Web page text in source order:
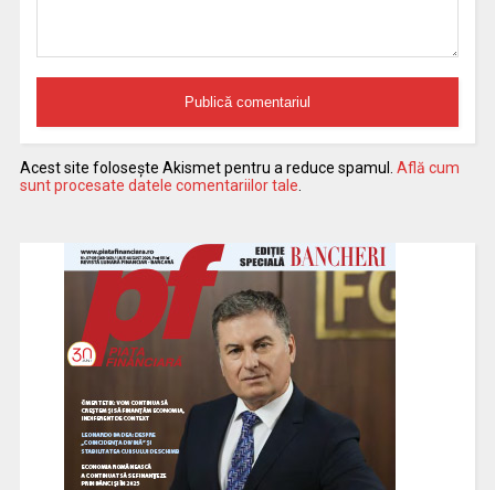
Acest site folosește Akismet pentru a reduce spamul. Află cum
sunt procesate datele comentariilor tale.